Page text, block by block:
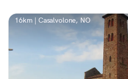
16km | Casalvolone, NO